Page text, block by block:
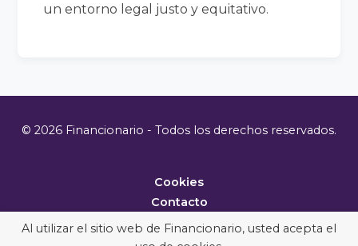
un entorno legal justo y equitativo.
© 2026 Financionario - Todos los derechos reservados.
Cookies
Contacto
Metodología
Al utilizar el sitio web de Financionario, usted acepta el